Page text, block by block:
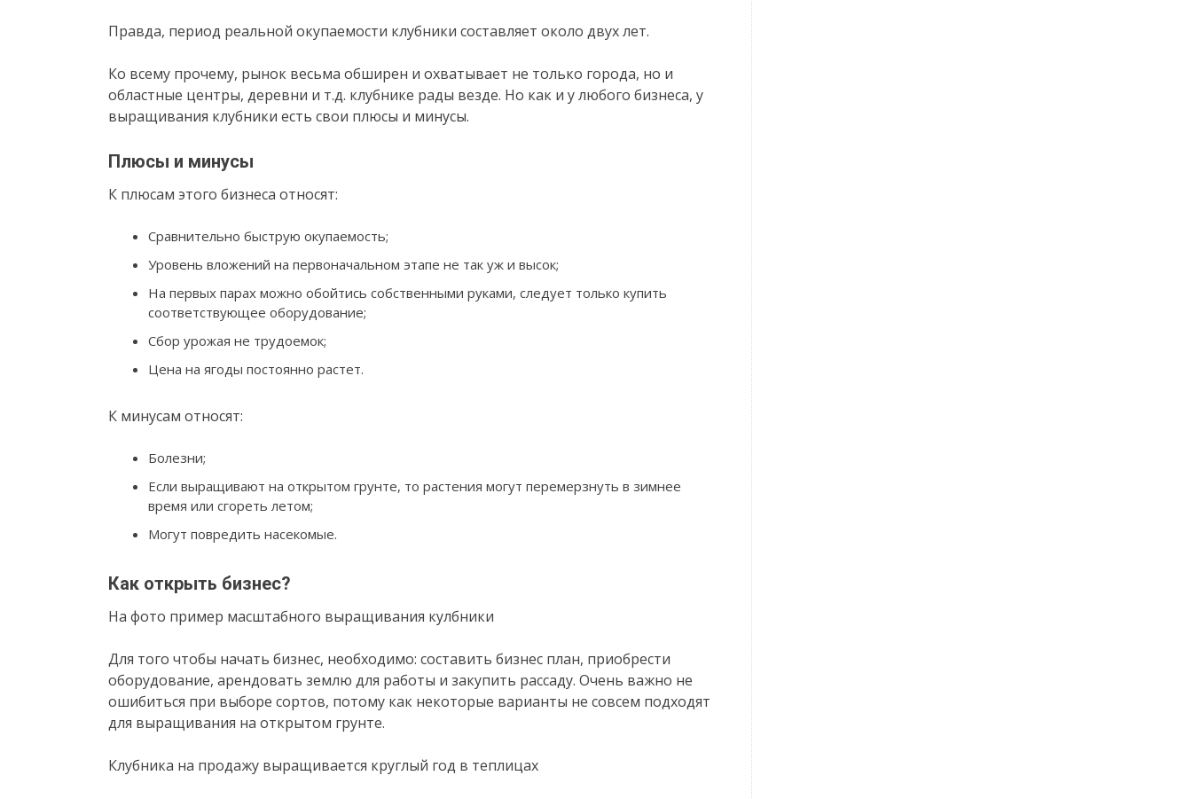
Правда, период реальной окупаемости клубники составляет около двух лет.
Ко всему прочему, рынок весьма обширен и охватывает не только города, но и
областные центры, деревни и т.д. клубнике рады везде. Но как и у любого бизнеса, у
выращивания клубники есть свои плюсы и минусы.
Плюсы и минусы
К плюсам этого бизнеса относят:
Сравнительно быструю окупаемость;
Уровень вложений на первоначальном этапе не так уж и высок;
На первых парах можно обойтись собственными руками, следует только купить
соответствующее оборудование;
Сбор урожая не трудоемок;
Цена на ягоды постоянно растет.
К минусам относят:
Болезни;
Если выращивают на открытом грунте, то растения могут перемерзнуть в зимнее
время или сгореть летом;
Могут повредить насекомые.
Как открыть бизнес?
На фото пример масштабного выращивания кулбники
Для того чтобы начать бизнес, необходимо: составить бизнес план, приобрести
оборудование, арендовать землю для работы и закупить рассаду. Очень важно не
ошибиться при выборе сортов, потому как некоторые варианты не совсем подходят
для выращивания на открытом грунте.
Клубника на продажу выращивается круглый год в теплицах